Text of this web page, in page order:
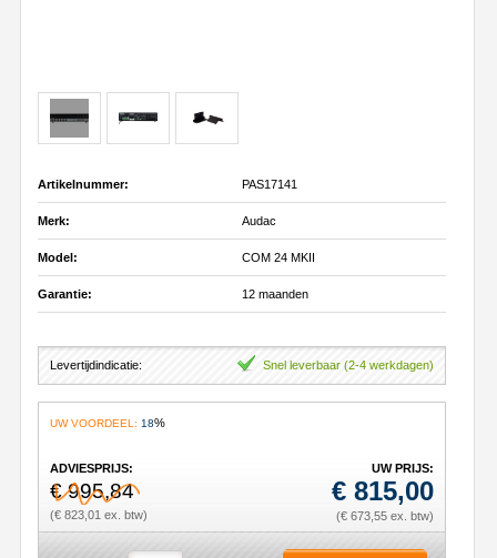
Artikelnummer: PAS17141
Merk: Audac
Model: COM 24 MKII
Garantie: 12 maanden
Levertijdindicatie: Snel leverbaar (2-4 werkdagen)
UW VOORDEEL: 18%
ADVIESPRIJS:
€ 995,84
(€ 823,01 ex. btw)
UW PRIJS:
€ 815,00
(€ 673,55 ex. btw)